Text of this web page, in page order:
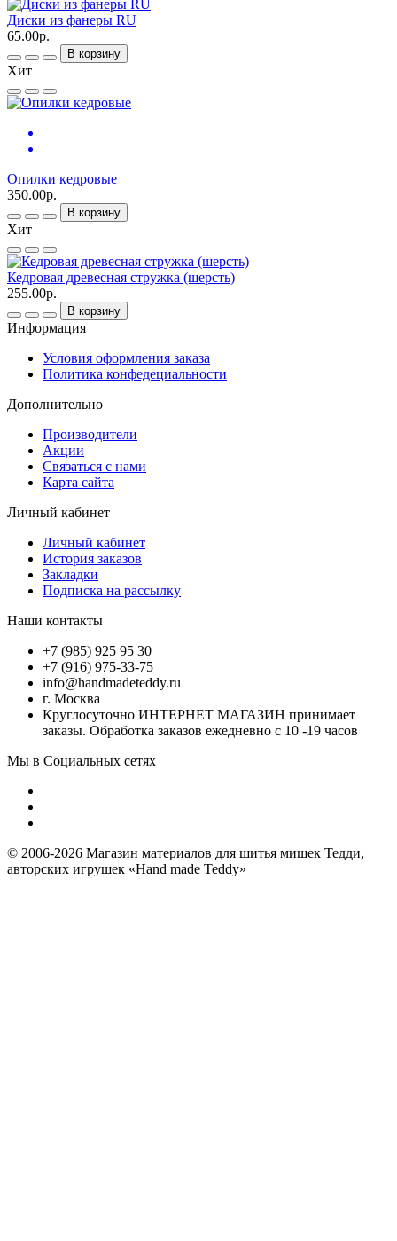
Диски из фанеры RU
65.00р.
В корзину
Хит
Опилки кедровые
350.00р.
В корзину
Хит
Кедровая древесная стружка (шерсть)
255.00р.
В корзину
Информация
Условия оформления заказа
Политика конфедециальности
Дополнительно
Производители
Акции
Связаться с нами
Карта сайта
Личный кабинет
Личный кабинет
История заказов
Закладки
Подписка на рассылку
Наши контакты
+7 (985) 925 95 30
+7 (916) 975-33-75
info@handmadeteddy.ru
г. Москва
Круглосуточно ИНТЕРНЕТ МАГАЗИН принимает
заказы. Обработка заказов ежедневно с 10 -19 часов
Мы в Социальных сетях
© 2006-2026 Магазин материалов для шитья мишек Тедди,
авторских игрушек «Hand made Teddy»